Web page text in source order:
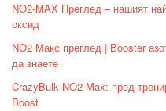
NO2-MAX Преглед – нашият
оксид
NO2 Макс преглед | Booster
да знаете
CrazyBulk NO2 Max: пред-
Boost